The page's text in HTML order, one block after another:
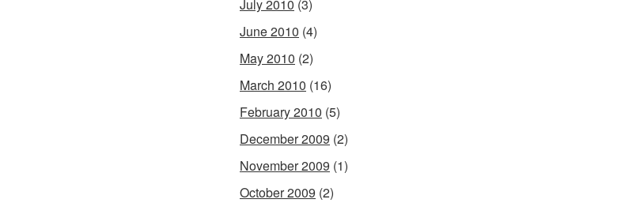
July 2010 (3)
June 2010 (4)
May 2010 (2)
March 2010 (16)
February 2010 (5)
December 2009 (2)
November 2009 (1)
October 2009 (2)